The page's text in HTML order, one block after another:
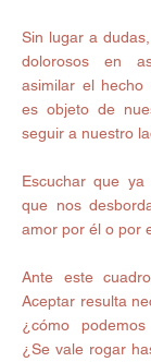
Sin lugar a
dolorosos en
asimilar el
es objeto de
seguir a nuestro
Escuchar que
que nos
amor por él o por
Ante este
Aceptar resulta
¿cómo
¿Se vale rogar